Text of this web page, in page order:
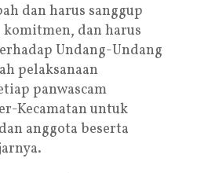
dan harus sanggup
dan harus
Undang-Undang
pelaksanaan
panwascam
Kecamatan untuk
anggota beserta